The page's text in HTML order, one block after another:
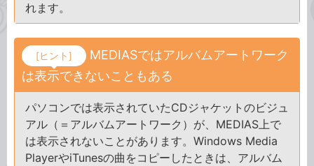
れます。
[ヒント]
MEDIASではアルバムアートワーク
は表示できないこともある
パソコンでは表示されていたCDジャケットのビジュ
アル（＝アルバムアートワーク）が、MEDIAS上で
は表示されないことがあります。Windows Media
PlayerやiTunesの曲をコピーしたときは、アルバム